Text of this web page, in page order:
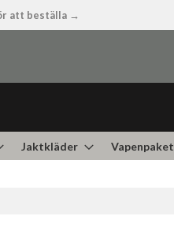
att beställa →
Jaktkläder Vapenpaket